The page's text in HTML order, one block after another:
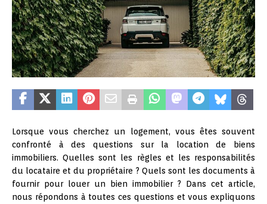
Lorsque vous cherchez un logement, vous êtes souvent
confronté à des questions sur la location de biens
immobiliers. Quelles sont les règles et les responsabilités
du locataire et du propriétaire ? Quels sont les documents à
fournir pour louer un bien immobilier ? Dans cet article,
nous répondons à toutes ces questions et vous expliquons